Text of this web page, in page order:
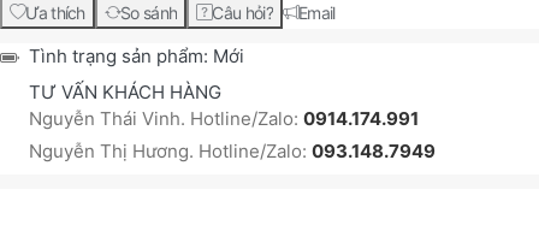
Ưa thích So sánh Câu hỏi? Email
Tình trạng sản phẩm: Mới
TƯ VẤN KHÁCH HÀNG
Nguyễn Thái Vinh. Hotline/Zalo: 0914.174.991
Nguyễn Thị Hương. Hotline/Zalo: 093.148.7949